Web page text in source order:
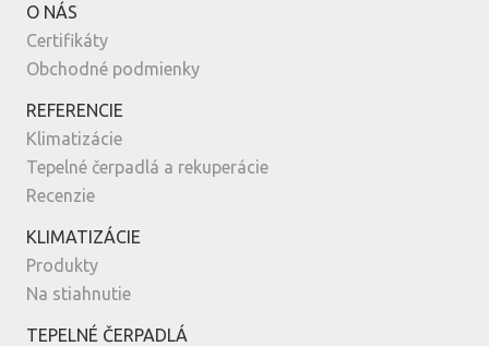
O NÁS
Certifikáty
Obchodné podmienky
REFERENCIE
Klimatizácie
Tepelné čerpadlá a rekuperácie
Recenzie
KLIMATIZÁCIE
Produkty
Na stiahnutie
TEPELNÉ ČERPADLÁ